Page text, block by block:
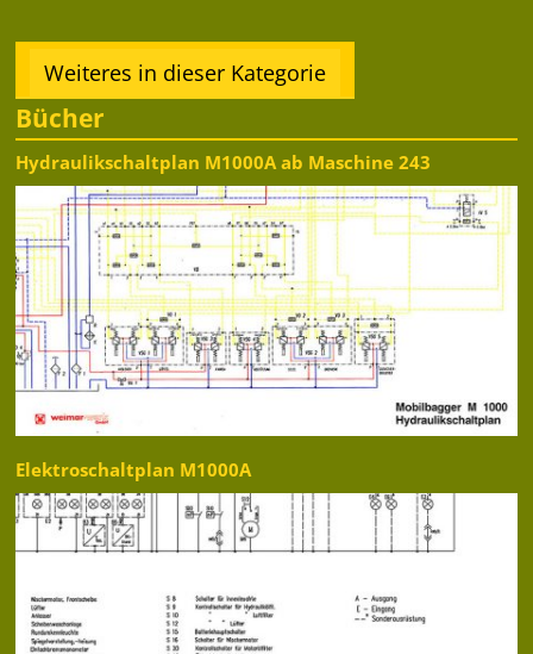
Weiteres in dieser Kategorie
Bücher
Hydraulikschaltplan M1000A ab Maschine 243
Elektroschaltplan M1000A